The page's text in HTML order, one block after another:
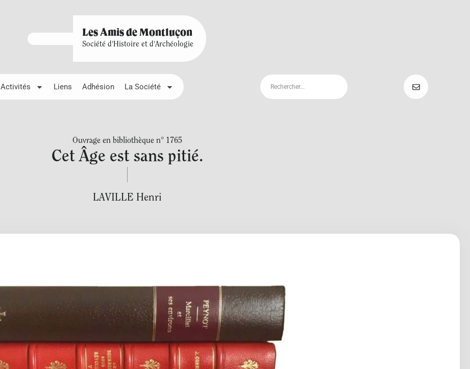
Les Amis de Montluçon
Société d'Histoire et d'Archéologie
Activités Liens Adhésion La Société
Ouvrage en bibliothèque n° 1765
Cet Âge est sans pitié.
LAVILLE Henri